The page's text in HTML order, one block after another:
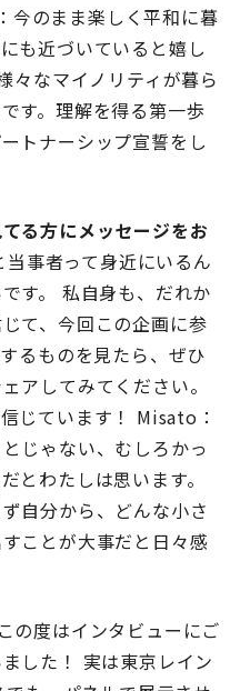
今のまま楽しく平和に暮
も近づいていると嬉し
々なマイノリティが暮ら
す。理解を得る第一歩
トナーシップ宣誓をし
る方にメッセージをお
当事者って身近にいるん
す。 私自身も、だれか
て、今回この企画に参
るものを見たら、ぜひ
アしてみてください。
じています！ Misato：
じゃない、むしろかっ
とわたしは思います。
自分から、どんな小さ
ことが大事だと日々感
の度はインタビューにご
した！ 実は東京レイン